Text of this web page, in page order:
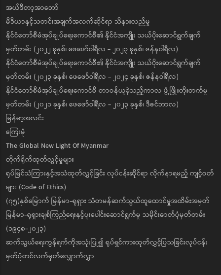
အယ်ဒီတာ့အာဘော်
မီဒီယာနှင့်သတင်းအချက်အလက်ဆိုင်ရာ သိနားလည်မှု
နိုင်ငံတော်စီမံအုပ်ချုပ်ရေးကောင်စီ၏ နိုင်ငံအကျိုး သယ်ပိုးဆောင်ရွက်ချက်
မှတ်တမ်း (၂၀၂၂ ခုနှစ်၊ ဖေဖော်ဝါရီလ - ၂၀၂၃ ခုနှစ်၊ ဇန်နဝါရီလ)
နိုင်ငံတော်စီမံအုပ်ချုပ်ရေးကောင်စီ၏ နိုင်ငံအကျိုး သယ်ပိုးဆောင်ရွက်ချက်
မှတ်တမ်း (၂၀၂၃ ခုနှစ်၊ ဖေဖော်ဝါရီလ - ၂၀၂၄ ခုနှစ်၊ ဇန်နဝါရီလ)
နိုင်ငံတော်စီမံအုပ်ချုပ်ရေးကောင်စီ တာဝန်ယူခဲ့သည့်ကာလ ဖွံ့ဖြိုးတိုးတက်မှု
မှတ်တမ်း (၂၀၂၁ ခုနှစ်၊ ဖေဖော်ဝါရီလ - ၂၀၂၃ ခုနှစ်၊ ဒီဇင်ဘာလ)
မြန်မာ့အလင်း
ကြေးမုံ
The Global New Light Of Myanmar
တိုက်ရိုက်ထုတ်လွှင့်မှုများ
ရုပ်မြင်သံကြားနှင့်အသံထုတ်လွှင့်ခြင်း လုပ်ငန်းဆိုင်ရာ လိုက်နာရမည့် ကျင့်ဝတ်
များ (Code of Ethics)
(၇၅)နှစ်မြောက် မြန်မာ-ရုရှား သံတမန်ဆက်သွယ်ထူထောင်မှုအထိမ်းအမှတ်
မြန်မာ-ရုရှားချစ်ကြည်ရေးနှင့်ပူးပေါင်းဆောင်ရွက်မှု သမိုင်းဓာတ်ပုံမှတ်တမ်း
(၁၉၄၈-၂၀၂၃)
ဆက်သွယ်ရေးကွန်ရက်ကိုအသုံးပြု၍ ရုပ်ရှင်ကားထုတ်လွှင့်ပြသခြင်းလုပ်ငန်း
မှတ်ပုံတင်လက်မှတ်လျှောက်လွှာ